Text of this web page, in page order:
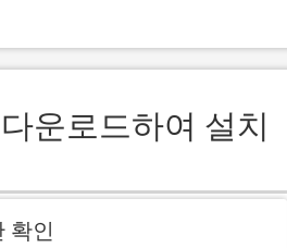
운로드하여 설치
확인